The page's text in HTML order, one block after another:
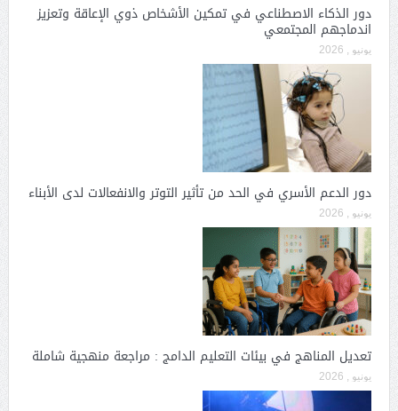
دور الذكاء الاصطناعي في تمكين الأشخاص ذوي الإعاقة وتعزيز
اندماجهم المجتمعي
يونيو , 2026
دور الدعم الأسري في الحد من تأثير التوتر والانفعالات لدى الأبناء
يونيو , 2026
تعديل المناهج في بيئات التعليم الدامج : مراجعة منهجية شاملة
يونيو , 2026